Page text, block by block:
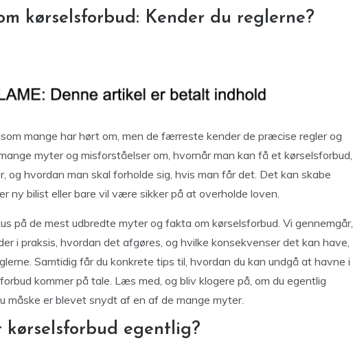
kørselsforbud: Kender du reglerne?
mange har hørt om, men de færreste kender de præcise regler og
myter og misforståelser om, hvornår man kan få et kørselsforbud,
og hvordan man skal forholde sig, hvis man får det. Det kan skabe
ny bilist eller bare vil være sikker på at overholde loven.
på de mest udbredte myter og fakta om kørselsforbud. Vi gennemgår,
i praksis, hvordan det afgøres, og hvilke konsekvenser det kan have,
Samtidig får du konkrete tips til, hvordan du kan undgå at havne i
kommer på tale. Læs med, og bliv klogere på, om du egentlig
måske er blevet snydt af en af de mange myter.
egentlig?